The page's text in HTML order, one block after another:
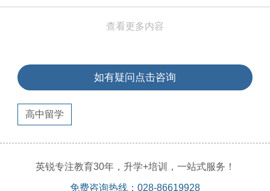
查看更多内容
如有疑问点击咨询
高中留学
英锐专注教育30年，升学+培训，一站式服务！
免费咨询热线：028-86619928